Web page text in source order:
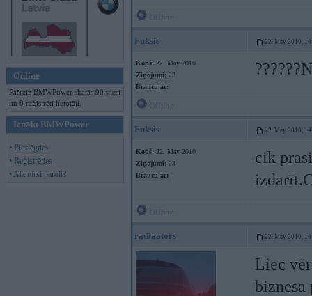
Online
Pašreiz BMWPower skatās 90 viesi
un 0 reģistrēti lietotāji.
Ienākt BMWPower
• Pieslēgties
• Reģistrēties
• Aizmirsi paroli?
Fuksis 22. May 2010,
Kopš: 22. May 2010
Ziņojumi: 23
Braucu ar:
Fuksis 22. May 2010,
Kopš: 22. May 2010
Ziņojumi: 23
Braucu ar:
cik
radiaators 22. May 2010,
Liec
biznesa